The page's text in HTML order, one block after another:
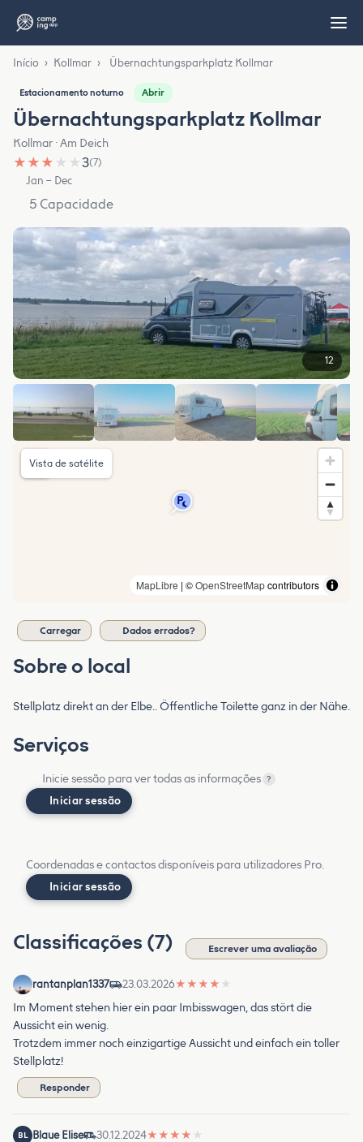
Início › Kollmar › Übernachtungsparkplatz Kollmar
Estacionamento noturno Abrir
Übernachtungsparkplatz Kollmar
Kollmar · Am Deich
★ ★ ★ ★ ★3(7)
Jan – Dec
5 Capacidade
12
MapLibre | ©OpenStreetMapcontributors
Vista de satélite
Carregar Dados errados?
Sobre o local
Stellplatz direkt an der Elbe.. Öffentliche Toilette ganz in der Nähe.
Serviços
Inicie sessão para ver todas as informações ?
Iniciar sessão
Coordenadas e contactos disponíveis para utilizadores Pro.
Iniciar sessão
Classificações (7) Escrever uma avaliação
rantanplan1337 23.03.2026★ ★ ★ ★ ★
Im Moment stehen hier ein paar Imbisswagen, das stört die
Aussicht ein wenig.
Trotzdem immer noch einzigartige Aussicht und einfach ein toller
Stellplatz!
Responder
BL Blaue Elise 30.12.2024★ ★ ★ ★ ★